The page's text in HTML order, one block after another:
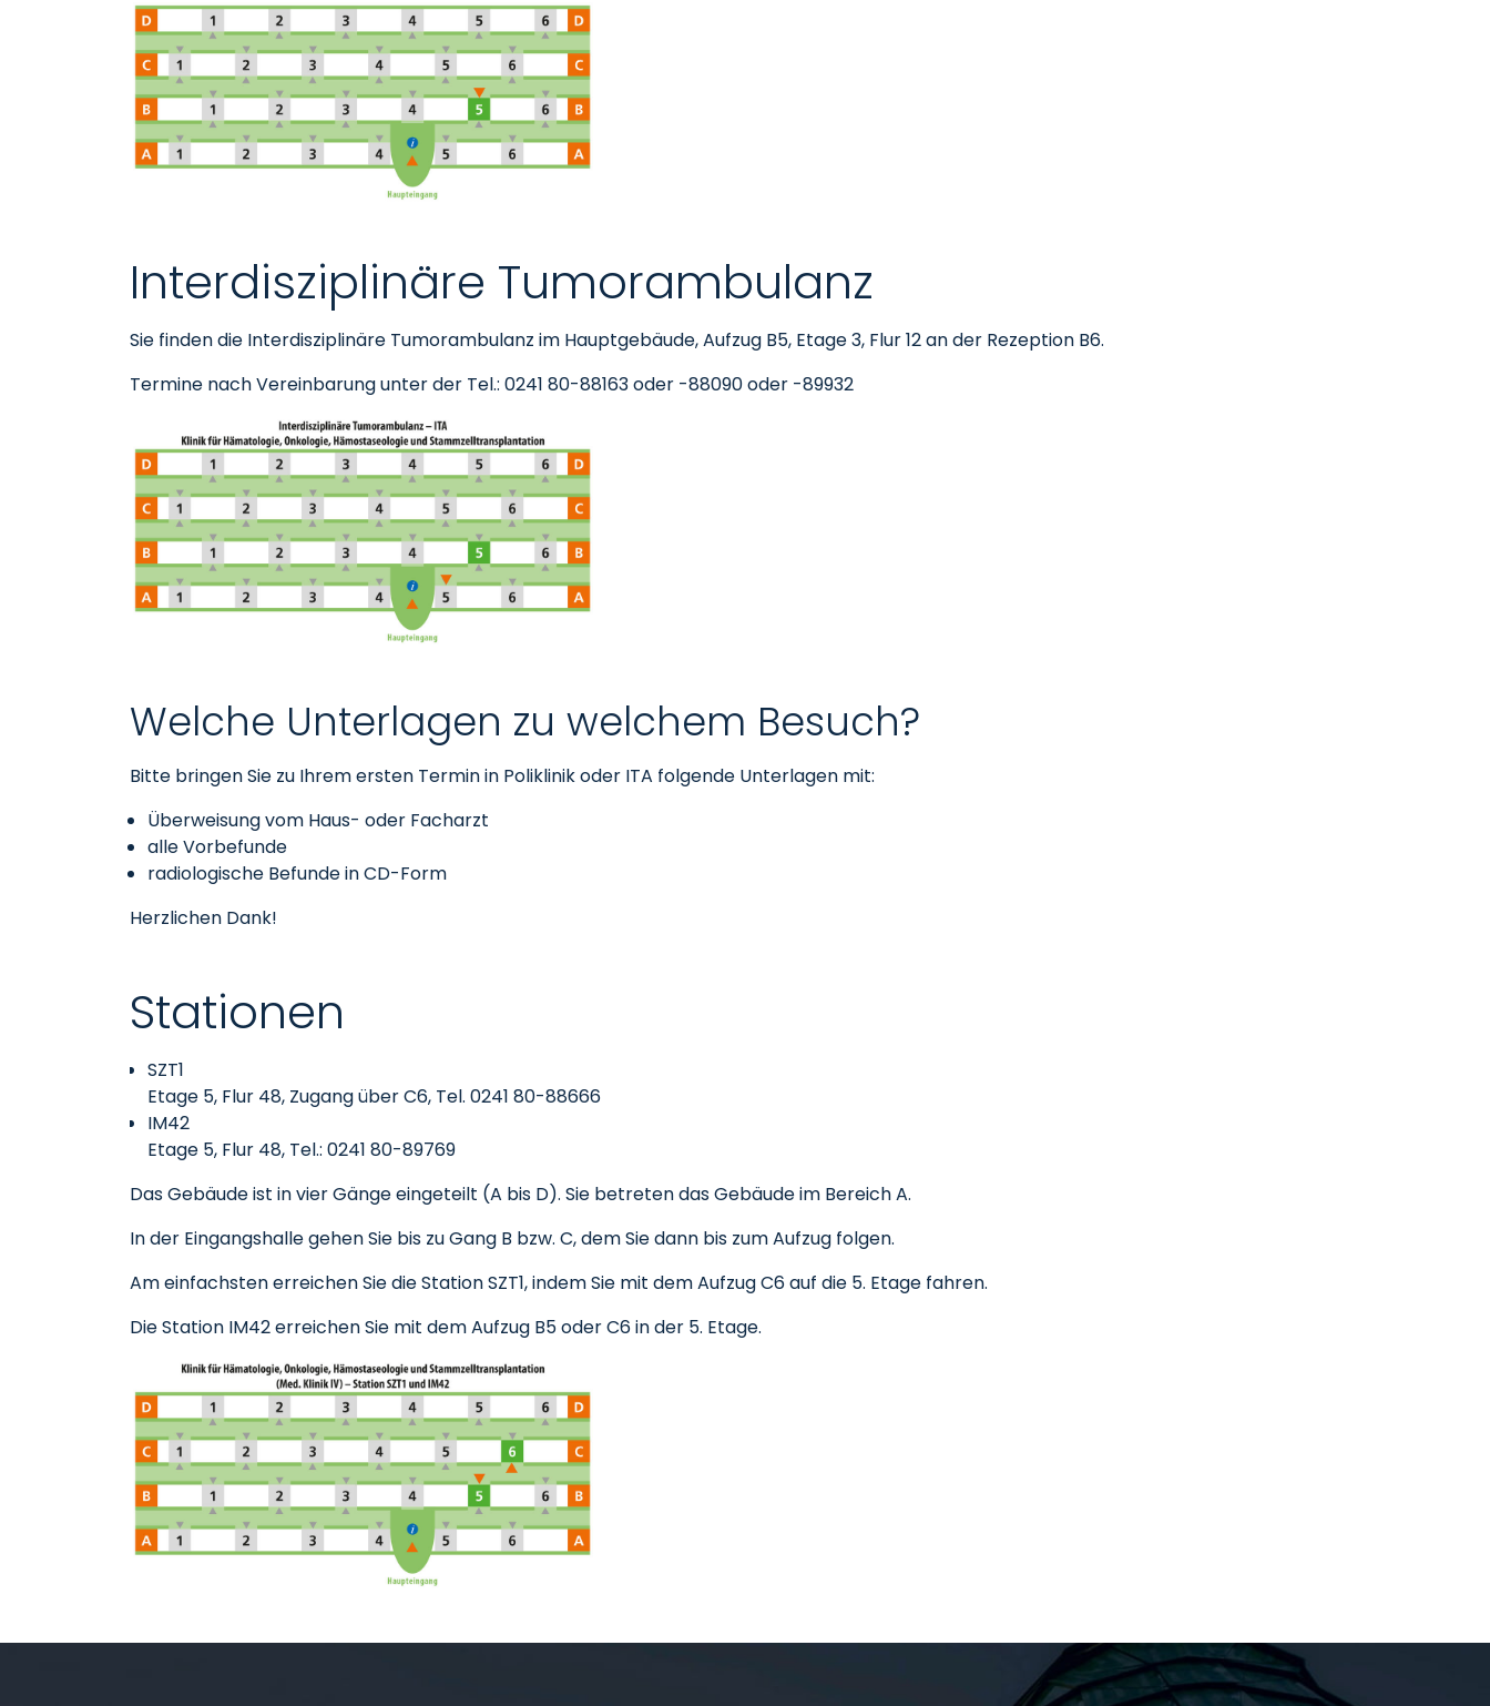
Interdisziplinäre Tumorambulanz
Sie finden die Interdisziplinäre Tumorambulanz im Hauptgebäude, Aufzug B5, Etage 3, Flur 12 an der Rezeption B6.
Termine nach Vereinbarung unter der Tel.: 0241 80-88163 oder -88090 oder -89932
Welche Unterlagen zu welchem Besuch?
Bitte bringen Sie zu Ihrem ersten Termin in Poliklinik oder ITA folgende Unterlagen mit:
Überweisung vom Haus- oder Facharzt
alle Vorbefunde
radiologische Befunde in CD-Form
Herzlichen Dank!
Stationen
SZT1
Etage 5, Flur 48, Zugang über C6, Tel. 0241 80-88666
IM42
Etage 5, Flur 48, Tel.: 0241 80-89769
Das Gebäude ist in vier Gänge eingeteilt (A bis D). Sie betreten das Gebäude im Bereich A.
In der Eingangshalle gehen Sie bis zu Gang B bzw. C, dem Sie dann bis zum Aufzug folgen.
Am einfachsten erreichen Sie die Station SZT1, indem Sie mit dem Aufzug C6 auf die 5. Etage fahren.
Die Station IM42 erreichen Sie mit dem Aufzug B5 oder C6 in der 5. Etage.